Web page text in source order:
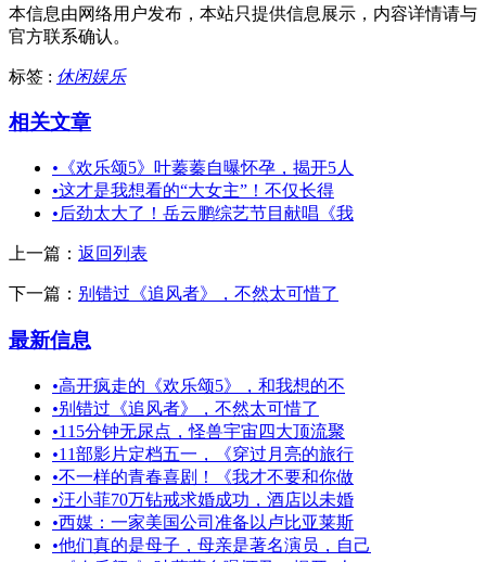
本信息由网络用户发布， 本站只提供信息展示，内容详情请与
官方联系确认。
标签 : 休闲娱乐
相关文章
• 《欢乐颂5》叶蓁蓁自曝怀孕，揭开5人
•这才是我想看的“大女主”！不仅长得
•后劲太大了！岳云鹏综艺节目献唱《我
上一篇： 返回列表
下一篇： 别错过《追风者》，不然太可惜了
最新信息
•高开疯走的《欢乐颂5》，和我想的不
•别错过《追风者》，不然太可惜了
•115分钟无尿点，怪兽宇宙四大顶流聚
•11部影片定档五一，《穿过月亮的旅行
•不一样的青春喜剧！《我才不要和你做
•汪小菲70万钻戒求婚成功，酒店以未婚
•西媒：一家美国公司准备以卢比亚莱斯
•他们真的是母子，母亲是著名演员，自己